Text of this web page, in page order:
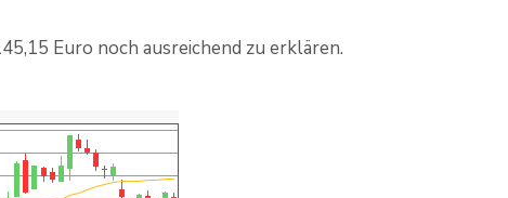
Euro noch ausreichend zu erklären.